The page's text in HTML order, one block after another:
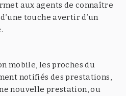
aux agents de connaître
touche avertir d’un
mobile, les proches du
notifiés des prestations,
nouvelle prestation, ou